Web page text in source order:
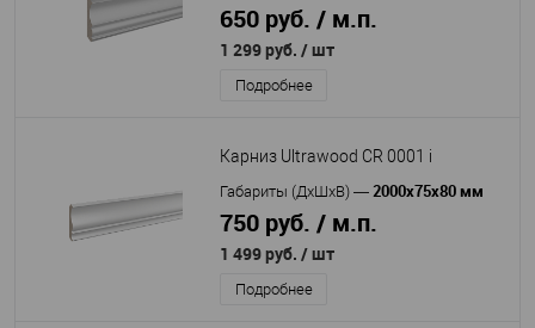
650 руб. / м.п.
1 299 руб. / шт
Подробнее
Карниз Ultrawood CR 0001 i
Габариты (ДхШхВ) — 2000x75x80 мм
750 руб. / м.п.
1 499 руб. / шт
Подробнее